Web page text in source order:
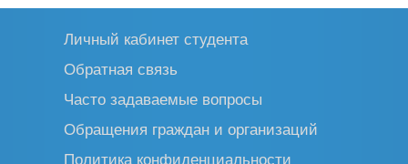
Личный кабинет студента
Обратная связь
Часто задаваемые вопросы
Обращения граждан и организаций
Политика конфиденциальности